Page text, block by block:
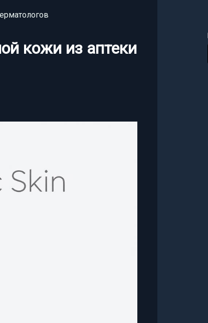
кожи из аптеки